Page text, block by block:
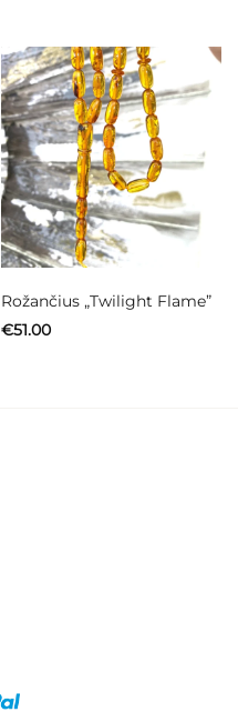
Rožančius „Twilight Flame”
€51.00